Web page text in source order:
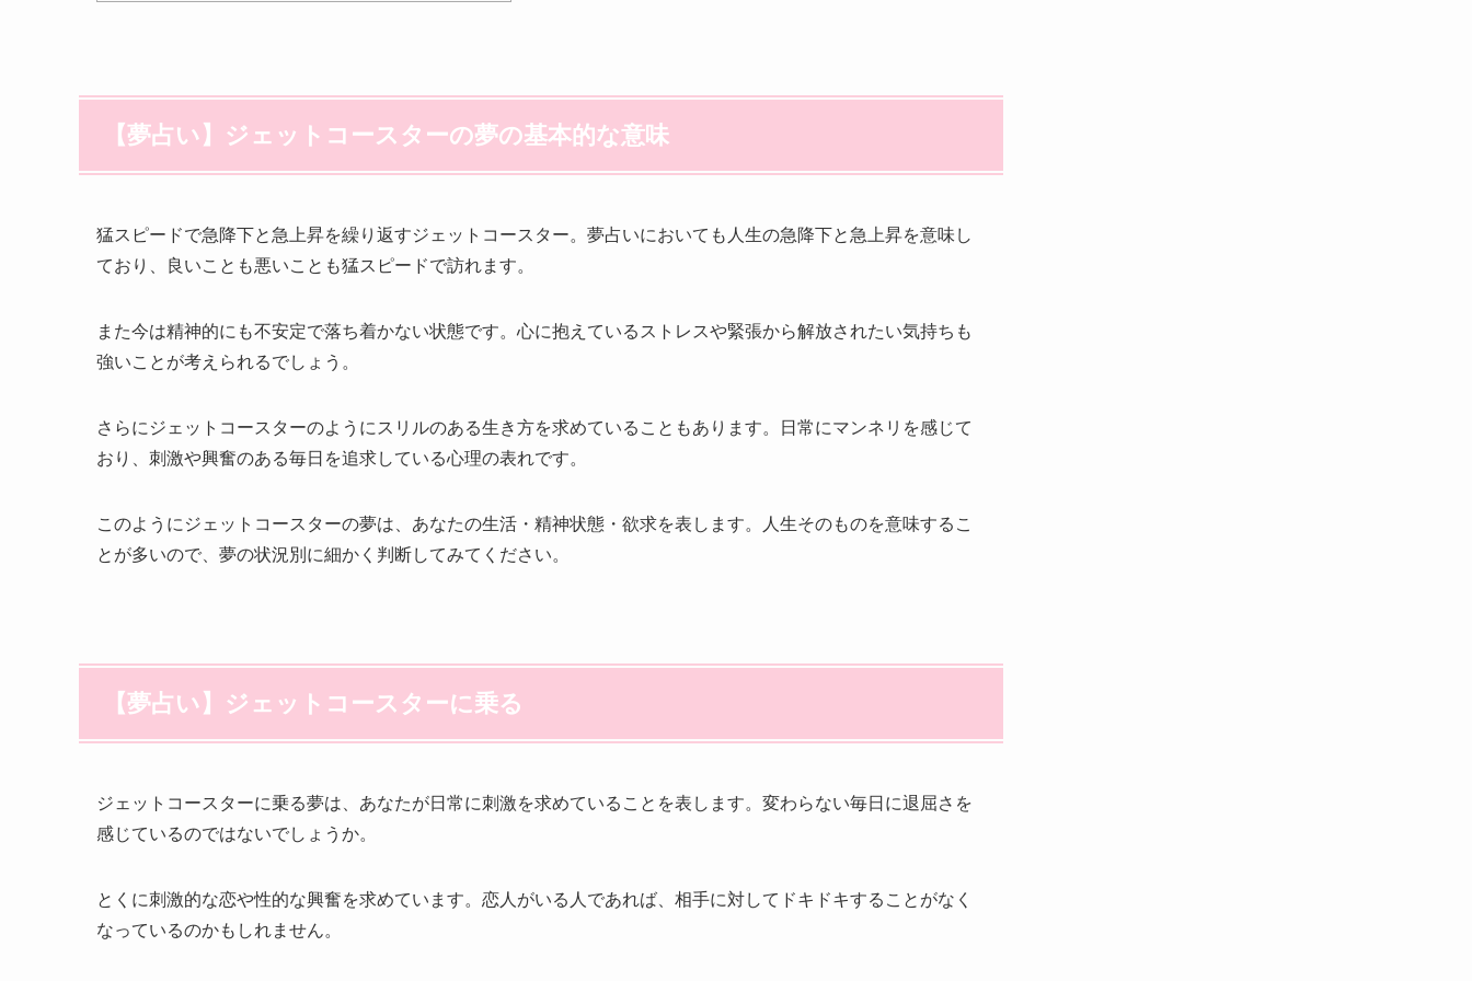
【夢占い】ジェットコースターの夢の基本的な意味
猛スピードで急降下と急上昇を繰り返すジェットコースター。夢占いにおいても人生の急降下と急上昇を意味し
ており、良いことも悪いことも猛スピードで訪れます。
また今は精神的にも不安定で落ち着かない状態です。心に抱えているストレスや緊張から解放されたい気持ちも
強いことが考えられるでしょう。
さらにジェットコースターのようにスリルのある生き方を求めていることもあります。日常にマンネリを感じて
おり、刺激や興奮のある毎日を追求している心理の表れです。
このようにジェットコースターの夢は、あなたの生活・精神状態・欲求を表します。人生そのものを意味するこ
とが多いので、夢の状況別に細かく判断してみてください。
【夢占い】ジェットコースターに乗る
ジェットコースターに乗る夢は、あなたが日常に刺激を求めていることを表します。変わらない毎日に退屈さを
感じているのではないでしょうか。
とくに刺激的な恋や性的な興奮を求めています。恋人がいる人であれば、相手に対してドキドキすることがなく
なっているのかもしれません。